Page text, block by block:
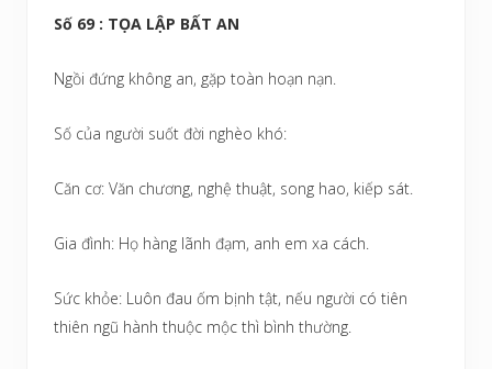
Số 69 : TỌA LẬP BẤT AN
Ngồi đứng không an, gặp toàn hoạn nạn.
Số của người suốt đời nghèo khó:
Căn cơ: Văn chương, nghệ thuật, song hao, kiếp sát.
Gia đình: Họ hàng lãnh đạm, anh em xa cách.
Sức khỏe: Luôn đau ốm bịnh tật, nếu người có tiên
thiên ngũ hành thuộc mộc thì bình thường.